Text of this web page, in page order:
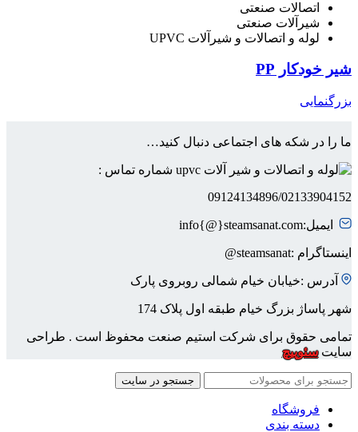
اتصالات صنعتی
شیرآلات صنعتی
لوله و اتصالات و شیرآلات UPVC
شیر خودکار PP
بزرگنمایی
ما را در شکه های اجتماعی دنبال کنید…
شماره تماس :
09124134896/02133904152
ایمیل:info{@}steamsanat.com
اینستاگرام :steamsanat@
آدرس :خیابان خیام شمالی روبروی پارک
شهر پاساژ بزرگ خیام طبقه اول پلاک 174
تمامی حقوق برای شرکت استیم صنعت محفوظ است . طراحی
سایتسئوپیچ
جستجو در سایت
فروشگاه
دسته بندی